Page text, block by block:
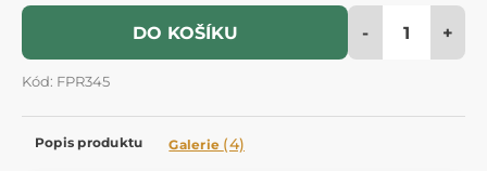
DO KOŠÍKU - +
Kód: FPR345
Popis produktu Galerie (4)